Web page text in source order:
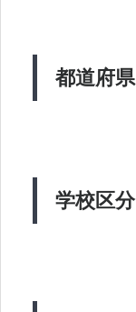
都道府県
学校区分